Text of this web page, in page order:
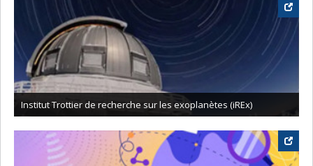
Institut Trottier de recherche sur les exoplanètes (iREx)